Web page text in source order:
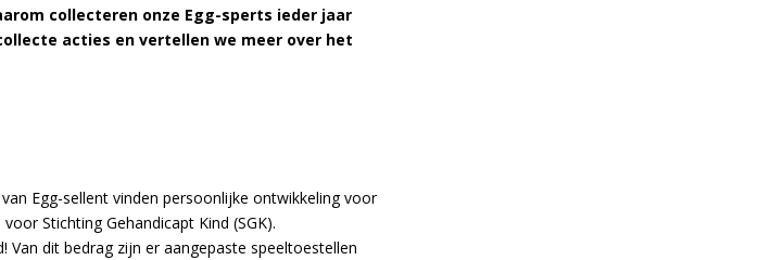
collecteren onze Egg-sperts ieder jaar
acties en vertellen we meer over het
Egg-sellent vinden persoonlijke ontwikkeling voor
Stichting Gehandicapt Kind (SGK).
Van dit bedrag zijn er aangepaste speeltoestellen